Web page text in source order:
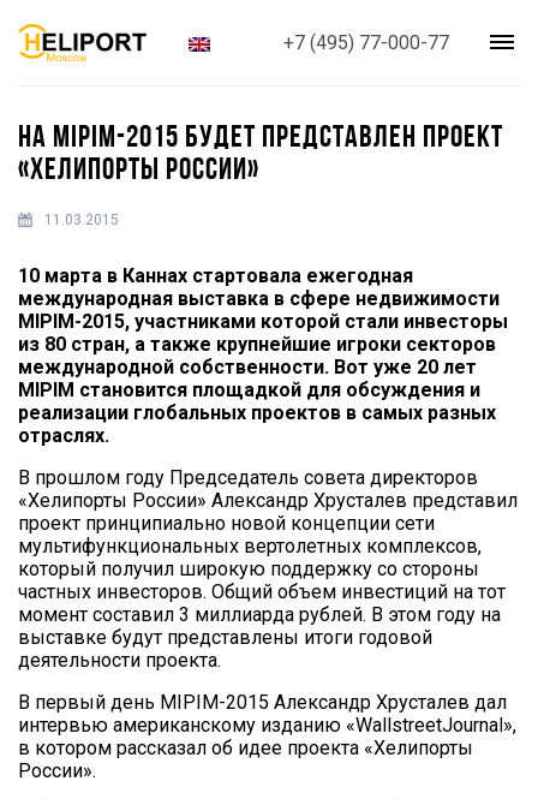
+7 (495) 77-000-77
НА MIPIM-2015 БУДЕТ ПРЕДСТАВЛЕН ПРОЕКТ
«ХЕЛИПОРТЫ РОССИИ»
11.03.2015
10 марта в Каннах стартовала ежегодная
международная выставка в сфере недвижимости
MIPIM-2015, участниками которой стали инвесторы
из 80 стран, а также крупнейшие игроки секторов
международной собственности. Вот уже 20 лет
MIPIM становится площадкой для обсуждения и
реализации глобальных проектов в самых разных
отраслях.
В прошлом году Председатель совета директоров
«Хелипорты России» Александр Хрусталев представил
проект принципиально новой концепции сети
мультифункциональных вертолетных комплексов,
который получил широкую поддержку со стороны
частных инвесторов. Общий объем инвестиций на тот
момент составил 3 миллиарда рублей. В этом году на
выставке будут представлены итоги годовой
деятельности проекта.
В первый день MIPIM-2015 Александр Хрусталев дал
интервью американскому изданию «WallstreetJournal»,
в котором рассказал об идее проекта «Хелипорты
России».